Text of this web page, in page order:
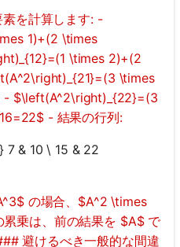
を計算します: -
1)+(2 \times
\times 2)+(2
\times
- $\left(A^2\right)_{22}=(3
- 結果の行列:
& 10 \ 15 & 22
の場合、$A^2 \times
乗は、前の結果を $A$ で
避けるべき一般的な間違